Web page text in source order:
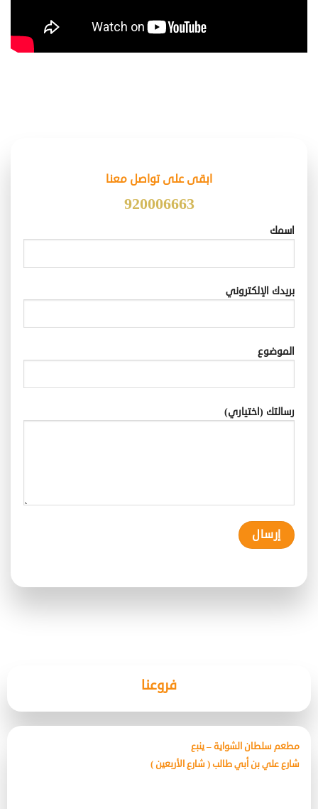
ابقى على تواصل معنا
920006663
اسمك
بريدك الإلكتروني
الموضوع
رسالتك (اختياري)
فروعنا
مطعم سلطان الشواية – ينبع
شارع علي بن أبي طالب ( شارع الأربعين )